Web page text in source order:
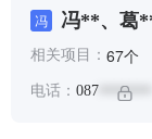
冯 冯**、葛
相关项目： 67个
电话： 087 *******